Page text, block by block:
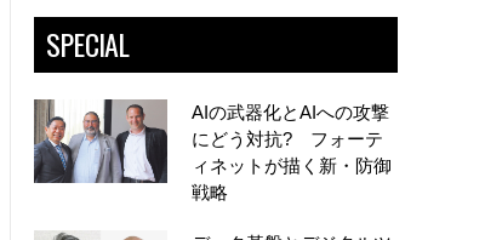
SPECIAL
AIの武器化とAIへの攻撃
にどう対抗? フォーテ
ィネットが描く新・防御
戦略